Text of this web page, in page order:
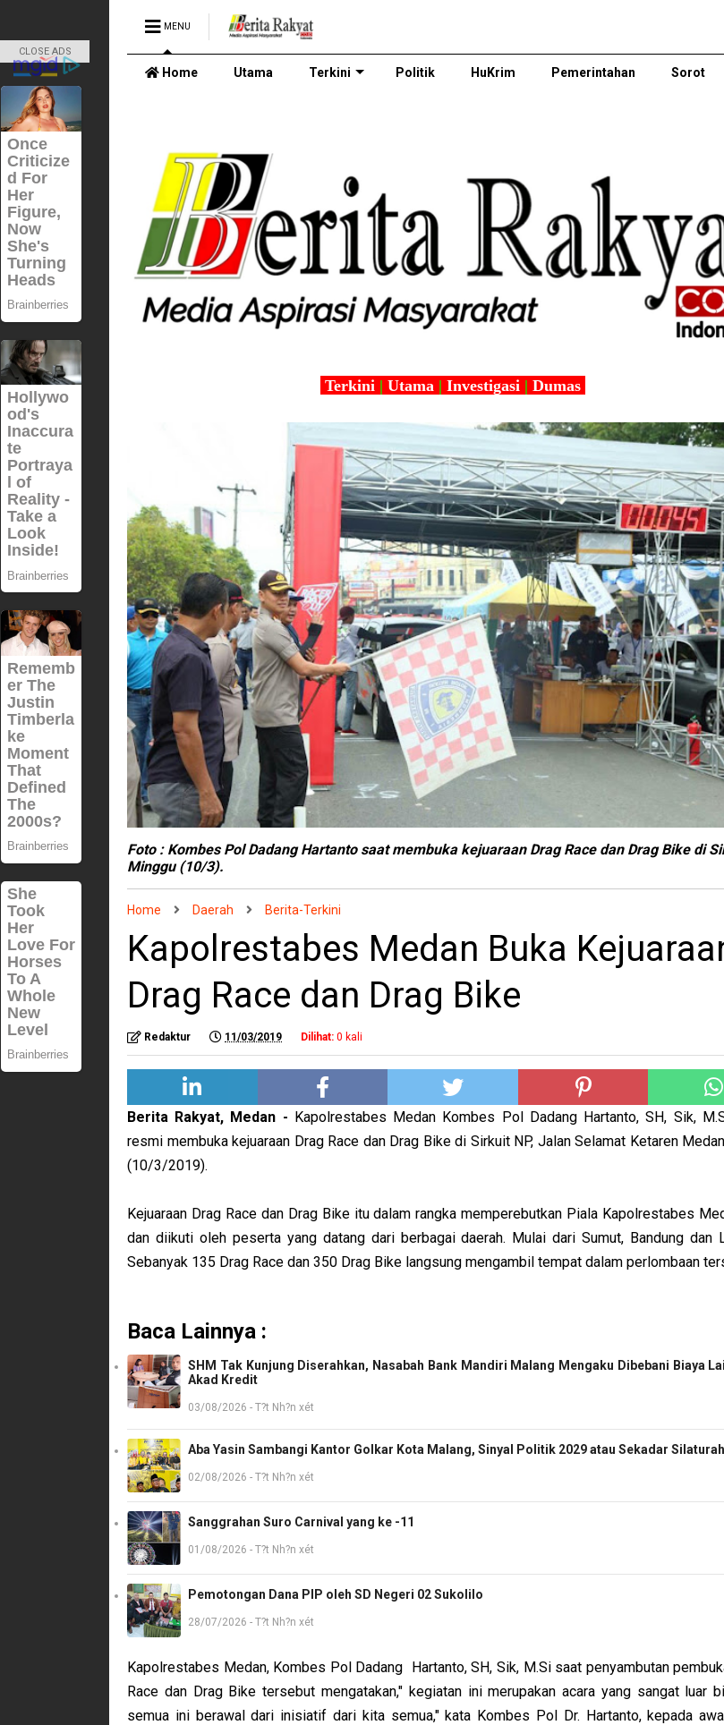
MENU
Home Utama Terkini Politik HuKrim Pemerintahan Sorot
Terkini | Utama | Investigasi | Dumas
Foto : Kombes Pol Dadang Hartanto saat membuka kejuaraan Drag Race dan Drag Bike di
Minggu (10/3).
Home Daerah Berita-Terkini
Kapolrestabes Medan Buka
Drag Race dan Drag Bike
Redaktur 11/03/2019 Dilihat: 0 kali
Berita Rakyat, Medan - Kapolrestabes Medan Kombes Pol Dadang Hartanto, SH, Sik,
resmi membuka kejuaraan Drag Race dan Drag Bike di Sirkuit NP, Jalan Selamat Ketaren
(10/3/2019).
Kejuaraan Drag Race dan Drag Bike itu dalam rangka memperebutkan Piala Kapolrestabes
dan diikuti oleh peserta yang datang dari berbagai daerah. Mulai dari Sumut, Bandung dan
Sebanyak 135 Drag Race dan 350 Drag Bike langsung mengambil tempat dalam perlombaan
Baca Lainnya :
SHM Tak Kunjung Diserahkan, Nasabah Bank Mandiri Malang Mengaku Dibebani Biaya
Akad Kredit
03/08/2026 - T?t Nh?n xét
Aba Yasin Sambangi Kantor Golkar Kota Malang, Sinyal Politik 2029 atau Sekadar
02/08/2026 - T?t Nh?n xét
Sanggrahan Suro Carnival yang ke -11
01/08/2026 - T?t Nh?n xét
Pemotongan Dana PIP oleh SD Negeri 02 Sukolilo
28/07/2026 - T?t Nh?n xét
Kapolrestabes Medan, Kombes Pol Dadang Hartanto, SH, Sik, M.Si saat penyambutan
Race dan Drag Bike tersebut mengatakan," kegiatan ini merupakan acara yang sangat luar
semua ini berawal dari inisiatif dari kita semua," kata Kombes Pol Dr. Hartanto, kepada
CLOSE ADS